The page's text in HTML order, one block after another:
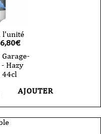
l'unité
6,80€
Hazy
44cl
AJOUTER